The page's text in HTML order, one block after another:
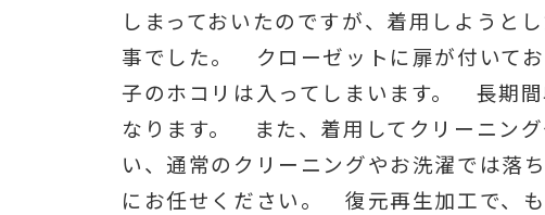
しまっておいたのですが、着用しようと
事でした。 クローゼットに扉が付いて
子のホコリは入ってしまいます。 長期
なります。 また、着用してクリーニン
い、通常のクリーニングやお洗濯では落
にお任せください。 復元再生加工で、